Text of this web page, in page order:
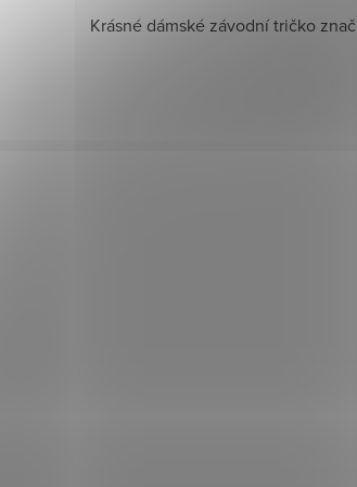
Krásné dámské závodní tričko